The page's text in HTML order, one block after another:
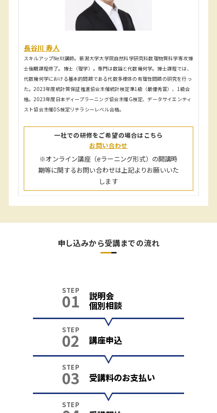
長谷川 寿人
スキルアップNeXt講師。新潟大学大学院自然科学研究科数理物質科学専攻博
士後期課程修了。博士（理学）。専門は数論と代数幾何学。博士課程では、
代数幾何学における基本的問題である代数多様体の有理性問題の研究を行っ
た。2023年度統計質保証推進協会主催統計検定準1級（最優秀賞）、1級合
格。2023年度日本ディープラーニング協会主催G検定、データサイエンティ
スト協会主催DS検定リテラシーレベル合格。
一社での研修をご希望の場合はこちら
お問い合わせ
※オンライン講座（eラーニング形式）の開講時
期等に関するお問い合わせは上記よりお願いいた
します
申し込みから受講までの流れ
STEP
01
説明会
個別相談
STEP
02 講座申込
STEP
03 受講料のお支払い
STEP